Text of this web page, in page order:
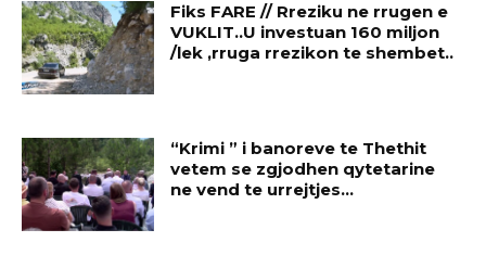
Fiks FARE // Rreziku ne rrugen e
VUKLIT..U investuan 160 miljon
/lek ,rruga rrezikon te shembet..
“Krimi ” i banoreve te Thethit
vetem se zgjodhen qytetarine
ne vend te urrejtjes…